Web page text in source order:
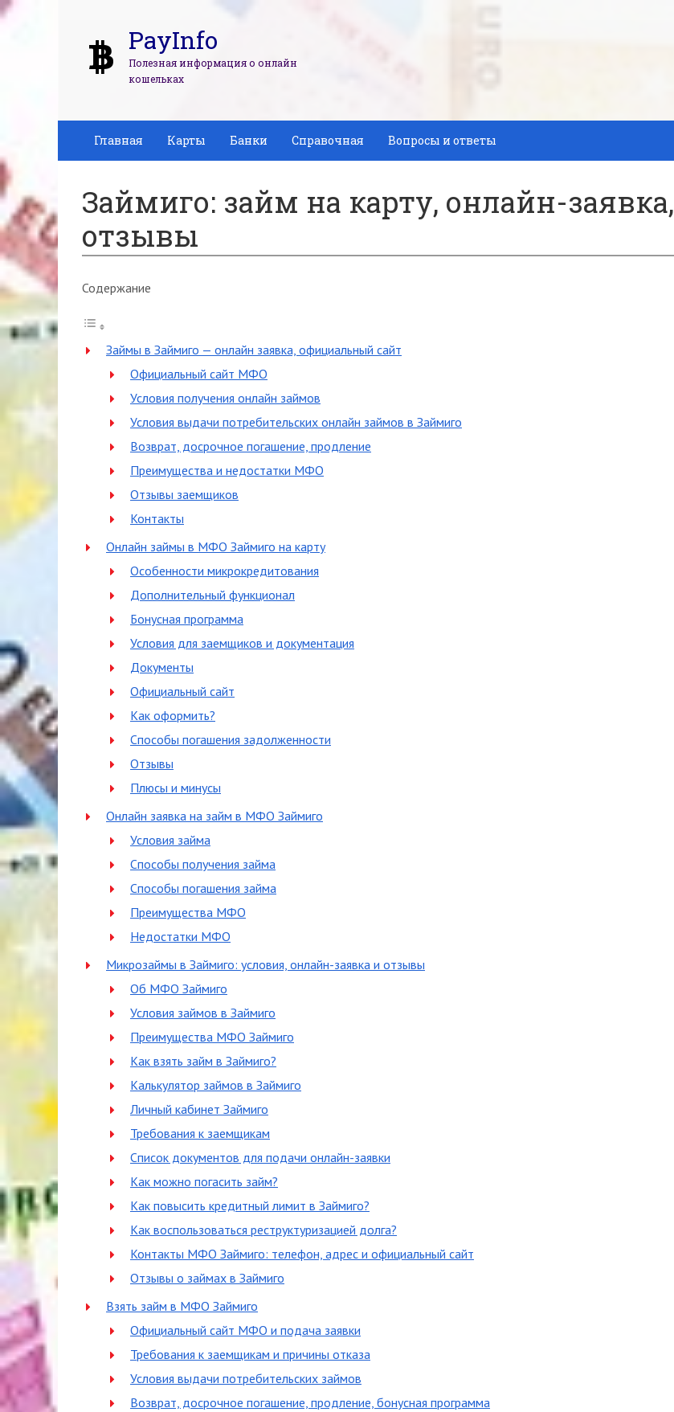
PayInfo
Полезная информация о онлайн
кошельках
Главная Карты Банки Справочная Вопросы и ответы
Займиго: займ на карту, онлайн-заявка,
отзывы
Содержание
Займы в Займиго — онлайн заявка, официальный сайт
Официальный сайт МФО
Условия получения онлайн займов
Условия выдачи потребительских онлайн займов в Займиго
Возврат, досрочное погашение, продление
Преимущества и недостатки МФО
Отзывы заемщиков
Контакты
Онлайн займы в МФО Займиго на карту
Особенности микрокредитования
Дополнительный функционал
Бонусная программа
Условия для заемщиков и документация
Документы
Официальный сайт
Как оформить?
Способы погашения задолженности
Отзывы
Плюсы и минусы
Онлайн заявка на займ в МФО Займиго
Условия займа
Способы получения займа
Способы погашения займа
Преимущества МФО
Недостатки МФО
Микрозаймы в Займиго: условия, онлайн-заявка и отзывы
Об МФО Займиго
Условия займов в Займиго
Преимущества МФО Займиго
Как взять займ в Займиго?
Калькулятор займов в Займиго
Личный кабинет Займиго
Требования к заемщикам
Список документов для подачи онлайн-заявки
Как можно погасить займ?
Как повысить кредитный лимит в Займиго?
Как воспользоваться реструктуризацией долга?
Контакты МФО Займиго: телефон, адрес и официальный сайт
Отзывы о займах в Займиго
Взять займ в МФО Займиго
Официальный сайт МФО и подача заявки
Требования к заемщикам и причины отказа
Условия выдачи потребительских займов
Возврат, досрочное погашение, продление, бонусная программа